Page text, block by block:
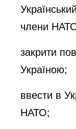
члени
закрити
Україною;
ввести в
НАТО;